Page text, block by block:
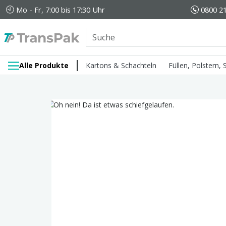
Mo - Fr, 7:00 bis 17:30 Uhr 0800
Alle Produkte Kartons & Schachteln Füllen, Polstern,